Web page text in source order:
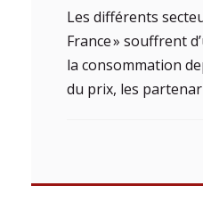
Les différents
France » souffrent
la consommation
du prix, les